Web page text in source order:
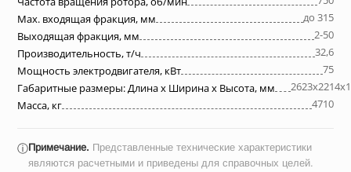
Max. входящая фракция, мм
до 315
Выходящая фракция, мм
2-50
Производительность, т/ч
32,6
Мощность электродвигателя, кВт
75
Габаритные размеры: Длина х Ширина х Высота, мм
Масса, кг
4710
ⓘПримечание. Представленные технические характеристики
являются расчетными и приведены для справочных целей.